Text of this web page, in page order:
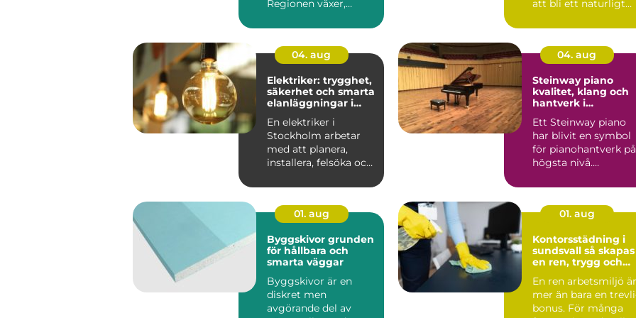
Regionen växer,
att bli ett naturligt
04. aug
Elektriker: trygghet,
säkerhet och smarta
elanläggningar i
En elektriker i
Stockholm arbetar
med att planera,
installera, felsöka och
04. aug
Steinway piano
kvalitet, klang och
hantverk i
Ett Steinway piano
har blivit en symbol
för pianohantverk på
högsta nivå.
används på ko...
01. aug
Byggskivor grunden
för hållbara och
smarta väggar
Byggskivor är en
diskret men
avgörande del av
01. aug
Kontorsstädning i
sundsvall så skapas
en ren, trygg och
En ren arbetsmiljö är
mer än bara en
bonus. För många